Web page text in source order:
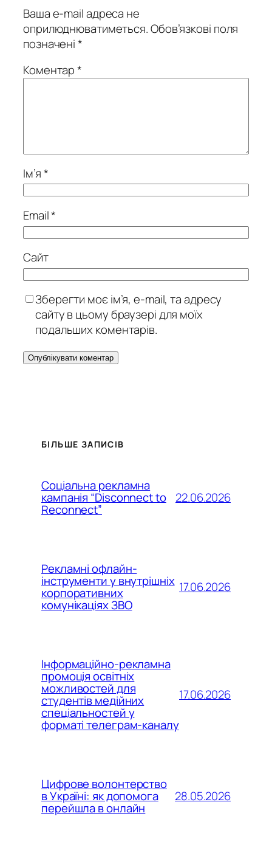
Ваша e-mail адреса не
оприлюднюватиметься.Обов’язкові поля
позначені*
Коментар*
Ім’я*
Email*
Сайт
Зберегти моє ім’я, e-mail, та адресу
сайту в цьому браузері для моїх
подальших коментарів.
БІЛЬШЕ ЗАПИСІВ
Соціальна рекламна
кампанія “Disconnect to
Reconnect”
22.06.2026
Рекламні офлайн-
інструменти у внутрішніх
корпоративних
комунікаціях ЗВО
17.06.2026
Інформаційно-рекламна
промоція освітніх
можливостей для
студентів медійних
спеціальностей у
форматі телеграм-каналу
17.06.2026
Цифрове волонтерство
в Україні: як допомога
перейшла в онлайн
28.05.2026